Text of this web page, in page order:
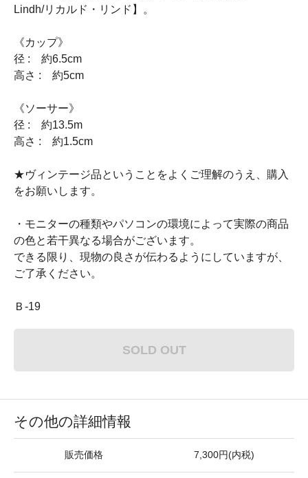
Lindh/リカルド・リンド】。
《カップ》
径 : 約6.5cm
高さ : 約5cm
《ソーサー》
径 : 約13.5m
高さ : 約1.5cm
★ヴィンテージ品ということをよくご理解のうえ、購入
をお願いします。
・モニターの種類やパソコンの環境によって実際の商品
の色と若干異なる場合がございます。
できる限り、現物の良さが伝わるようにしていますが、
ご了承ください。
Ｂ-19
SOLD OUT
その他の詳細情報
販売価格 7,300円(内税)